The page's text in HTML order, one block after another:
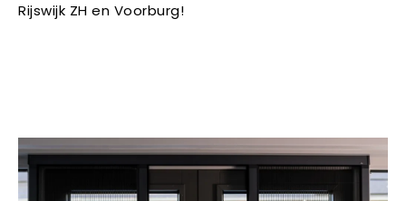
Rijswijk ZH en Voorburg!